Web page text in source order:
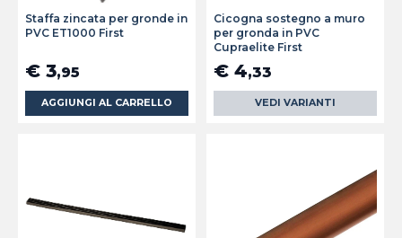
Staffa zincata per gronde in
PVC ET1000 First
€ 3,95
AGGIUNGI AL CARRELLO
Cicogna sostegno a muro
per gronda in PVC
Cupraelite First
€ 4,33
VEDI VARIANTI